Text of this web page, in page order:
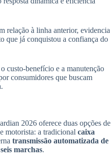
relação à linha anterior, evidencia
que já conquistou a confiança do
custo-benefício e a manutenção
consumidores que buscam
2026 oferece duas opções de
motorista: a tradicional caixa
transmissão automatizada de
marchas.